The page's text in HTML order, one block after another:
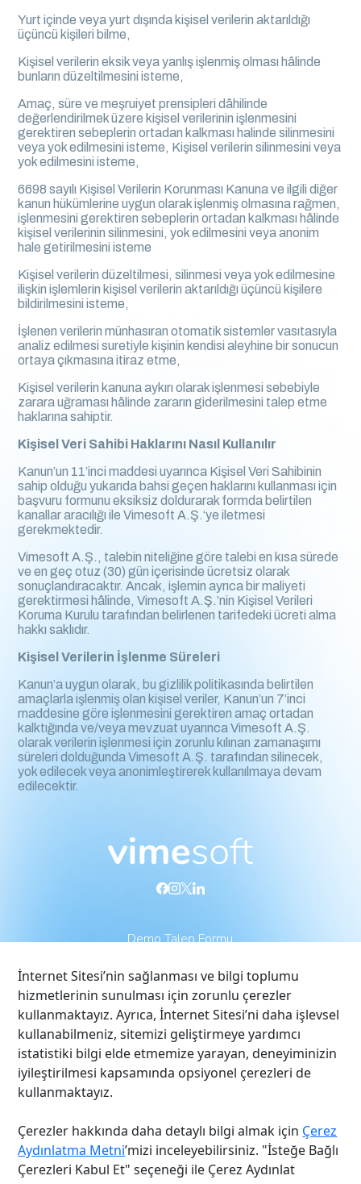
Yurt içinde veya yurt dışında kişisel verilerin aktarıldığı
üçüncü kişileri bilme,
Kişisel verilerin eksik veya yanlış işlenmiş olması hâlinde
bunların düzeltilmesini isteme,
Amaç, süre ve meşruiyet prensipleri dâhilinde
değerlendirilmek üzere kişisel verilerinin işlenmesini
gerektiren sebeplerin ortadan kalkması halinde silinmesini
veya yok edilmesini isteme, Kişisel verilerin silinmesini veya
yok edilmesini isteme,
6698 sayılı Kişisel Verilerin Korunması Kanuna ve ilgili diğer
kanun hükümlerine uygun olarak işlenmiş olmasına rağmen,
işlenmesini gerektiren sebeplerin ortadan kalkması hâlinde
kişisel verilerinin silinmesini, yok edilmesini veya anonim
hale getirilmesini isteme
Kişisel verilerin düzeltilmesi, silinmesi veya yok edilmesine
ilişkin işlemlerin kişisel verilerin aktarıldığı üçüncü kişilere
bildirilmesini isteme,
İşlenen verilerin münhasıran otomatik sistemler vasıtasıyla
analiz edilmesi suretiyle kişinin kendisi aleyhine bir sonucun
ortaya çıkmasına itiraz etme,
Kişisel verilerin kanuna aykırı olarak işlenmesi sebebiyle
zarara uğraması hâlinde zararın giderilmesini talep etme
haklarına sahiptir.
Kişisel Veri Sahibi Haklarını Nasıl Kullanılır
Kanun’un 11’inci maddesi uyarınca Kişisel Veri Sahibinin
sahip olduğu yukarıda bahsi geçen haklarını kullanması için
başvuru formunu eksiksiz doldurarak formda belirtilen
kanallar aracılığı ile Vimesoft A.Ş.‘ye iletmesi
gerekmektedir.
Vimesoft A.Ş., talebin niteliğine göre talebi en kısa sürede
ve en geç otuz (30) gün içerisinde ücretsiz olarak
sonuçlandıracaktır. Ancak, işlemin ayrıca bir maliyeti
gerektirmesi hâlinde, Vimesoft A.Ş.’nin Kişisel Verileri
Koruma Kurulu tarafından belirlenen tarifedeki ücreti alma
hakkı saklıdır.
Kişisel Verilerin İşlenme Süreleri
Kanun’a uygun olarak, bu gizlilik politikasında belirtilen
amaçlarla işlenmiş olan kişisel veriler, Kanun’un 7’inci
maddesine göre işlenmesini gerektiren amaç ortadan
kalktığında ve/veya mevzuat uyarınca Vimesoft A.Ş.
olarak verilerin işlenmesi için zorunlu kılınan zamanaşımı
süreleri dolduğunda Vimesoft A.Ş. tarafından silinecek,
yok edilecek veya anonimleştirerek kullanılmaya devam
edilecektir.
Demo Talep Formu
Vimesoft
Who Are We?
Human Resources
Our References
Contact
Our Solutions
Video Conference
Corporate Wiki
Video Contact
Center
Interview
Enterprise Video
DMO
İnternet Sitesi’nin sağlanması ve bilgi toplumu
hizmetlerinin sunulması için zorunlu çerezler
kullanmaktayız. Ayrıca, İnternet Sitesi’ni daha işlevsel
kullanabilmeniz, sitemizi geliştirmeye yardımcı
istatistiki bilgi elde etmemize yarayan, deneyiminizin
iyileştirilmesi kapsamında opsiyonel çerezleri de
kullanmaktayız.
Çerezler hakkında daha detaylı bilgi almak için Çerez
Aydınlatma Metni’mizi inceleyebilirsiniz. "İsteğe Bağlı
Çerezleri Kabul Et" seçeneği ile Çerez Aydınlat